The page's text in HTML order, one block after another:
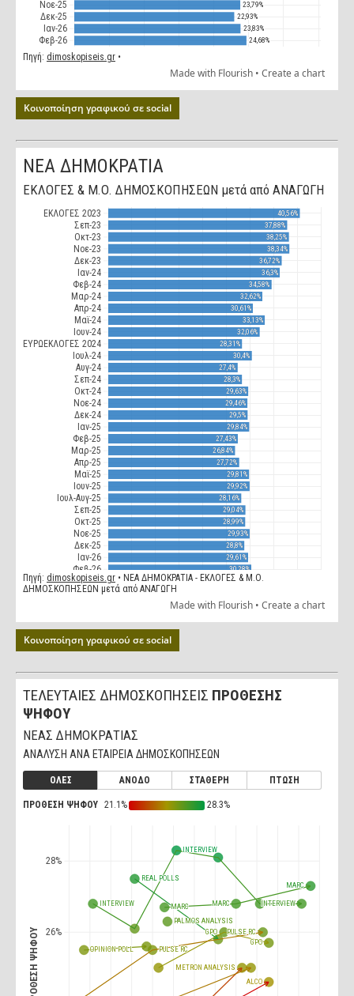
Κοινοποίηση γραφικού σε social
Κοινοποίηση γραφικού σε social